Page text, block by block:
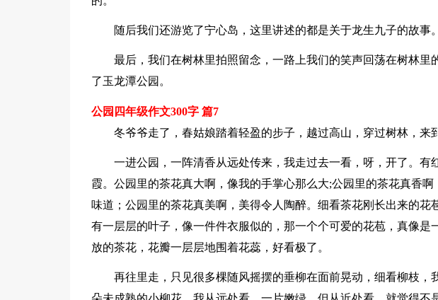
随后我们还游览了宁心岛，这里讲述的都是关于龙生九子的故事。
最后，我们在树林里拍照留念，一路上我们的笑声回荡在树林里
了玉龙潭公园。
公园四年级作文300字 篇7
冬爷爷走了，春姑娘踏着轻盈的步子，越过高山，穿过树林，来
一进公园，一阵清香从远处传来，我走过去一看，呀，开了。有
霞。公园里的茶花真大啊，像我的手掌心那么大;公园里的茶花真香
味道；公园里的茶花真美啊，美得令人陶醉。细看茶花刚长出来的花
有一层层的叶子，像一件件衣服似的，那一个个可爱的花苞，真像是
放的茶花，花瓣一层层地围着花蕊，好看极了。
再往里走，只见很多棵随风摇摆的垂柳在面前晃动，细看柳枝，